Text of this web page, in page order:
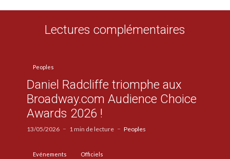
Lectures complémentaires
Peoples
Daniel Radcliffe triomphe aux
Broadway.com Audience Choice
Awards 2026 !
13/05/2026 1 min de lecture Peoples
Evénements Officiels